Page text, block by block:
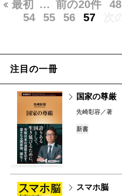
最初 … 前の20件 48
54
55 56 57
注目の一冊
国家の尊厳
先崎彰容／著
新書
スマホ脳